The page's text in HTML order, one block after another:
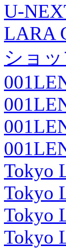
U-
LARA
ショ
Tokyo
Tokyo
Tokyo
Tokyo